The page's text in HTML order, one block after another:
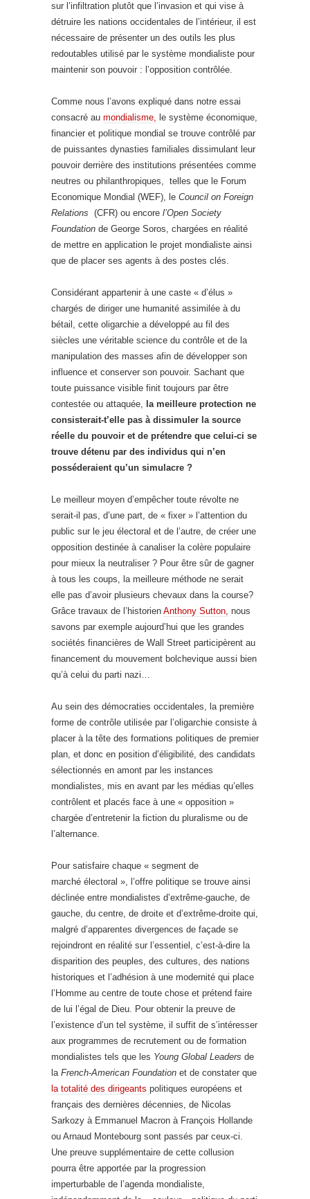
sur l’infiltration plutôt que l’invasion et qui vise à
détruire les nations occidentales de l’intérieur, il est
nécessaire de présenter un des outils les plus
redoutables utilisé par le système mondialiste pour
maintenir son pouvoir : l’opposition contrôlée.
Comme nous l’avons expliqué dans notre essai
consacré au mondialisme, le système économique,
financier et politique mondial se trouve contrôlé par
de puissantes dynasties familiales dissimulant leur
pouvoir derrière des institutions présentées comme
neutres ou philanthropiques, telles que le Forum
Economique Mondial (WEF), le Council on Foreign
Relations (CFR) ou encore l’Open Society
Foundation de George Soros, chargées en réalité
de mettre en application le projet mondialiste ainsi
que de placer ses agents à des postes clés.
Considérant appartenir à une caste « d’élus »
chargés de diriger une humanité assimilée à du
bétail, cette oligarchie a développé au fil des
siècles une véritable science du contrôle et de la
manipulation des masses afin de développer son
influence et conserver son pouvoir. Sachant que
toute puissance visible finit toujours par être
contestée ou attaquée, la meilleure protection ne
consisterait-t’elle pas à dissimuler la source
réelle du pouvoir et de prétendre que celui-ci se
trouve détenu par des individus qui n’en
posséderaient qu’un simulacre ?
Le meilleur moyen d’empêcher toute révolte ne
serait-il pas, d’une part, de « fixer » l’attention du
public sur le jeu électoral et de l’autre, de créer une
opposition destinée à canaliser la colère populaire
pour mieux la neutraliser ? Pour être sûr de gagner
à tous les coups, la meilleure méthode ne serait
elle pas d’avoir plusieurs chevaux dans la course?
Grâce travaux de l’historien Anthony Sutton, nous
savons par exemple aujourd’hui que les grandes
sociétés financières de Wall Street participèrent au
financement du mouvement bolchevique aussi bien
qu’à celui du parti nazi…
Au sein des démocraties occidentales, la première
forme de contrôle utilisée par l’oligarchie consiste à
placer à la tête des formations politiques de premier
plan, et donc en position d’éligibilité, des candidats
sélectionnés en amont par les instances
mondialistes, mis en avant par les médias qu’elles
contrôlent et placés face à une « opposition »
chargée d’entretenir la fiction du pluralisme ou de
l’alternance.
Pour satisfaire chaque « segment de
marché électoral », l’offre politique se trouve ainsi
déclinée entre mondialistes d’extrême-gauche, de
gauche, du centre, de droite et d’extrême-droite qui,
malgré d’apparentes divergences de façade se
rejoindront en réalité sur l’essentiel, c’est-à-dire la
disparition des peuples, des cultures, des nations
historiques et l’adhésion à une modernité qui place
l’Homme au centre de toute chose et prétend faire
de lui l’égal de Dieu. Pour obtenir la preuve de
l’existence d’un tel système, il suffit de s’intéresser
aux programmes de recrutement ou de formation
mondialistes tels que les Young Global Leaders de
la French-American Foundation et de constater que
la totalité des dirigeants politiques européens et
français des dernières décennies, de Nicolas
Sarkozy à Emmanuel Macron à François Hollande
ou Arnaud Montebourg sont passés par ceux-ci.
Une preuve supplémentaire de cette collusion
pourra être apportée par la progression
imperturbable de l’agenda mondialiste,